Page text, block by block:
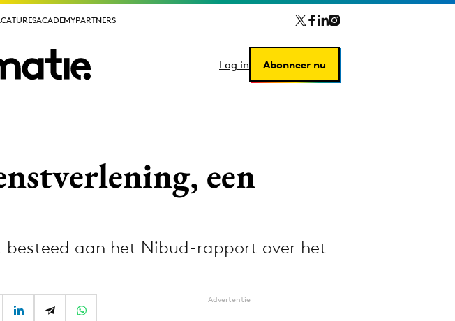
ACADEMYPARTNERS
Log in Abonneer nu
ACADEMYPARTNERS
Log in Abonneer nu
Programmatic
een
aan het Nibud-rapport over het
Advertentie